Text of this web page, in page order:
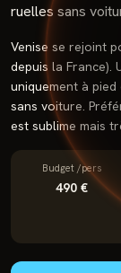
ruelles sans
Venise se rejoint
depuis la France).
uniquement à
sans voiture.
est sublime mais
Budget /pers
490 €